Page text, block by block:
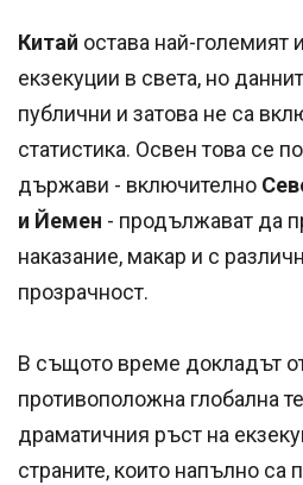
Китай остава най-големият
екзекуции в света, но
публични и затова не са
статистика. Освен това се
държави - включително
и Йемен - продължават да
наказание, макар и с
прозрачност.
В същото време докладът
противоположна глобална
драматичния ръст на
страните, които напълно са